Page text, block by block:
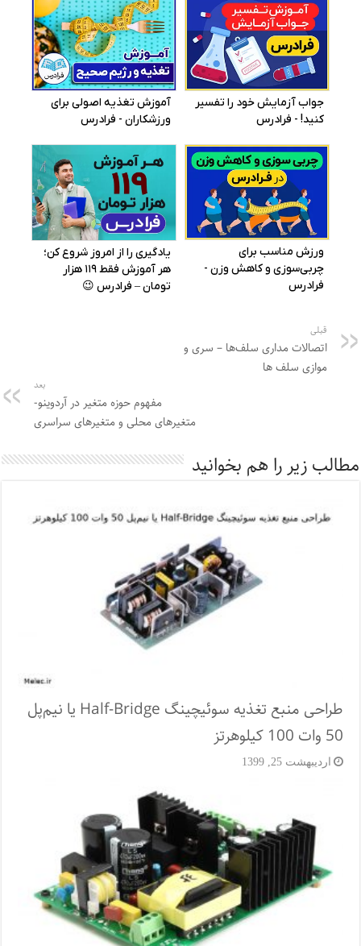
قبلی
اتصالات مداری سلف‌ها – سری و
موازی سلف ها
بعد
مفهوم حوزه متغیر در آردوینو-
متغیرهای محلی و متغیرهای سراسری
مطالب زیر را هم بخوانید
طراحی منبع تغذیه سوئیچینگ Half-Bridge یا نیم‌پل
50 وات 100 کیلوهرتز
اردیبهشت 25, 1399